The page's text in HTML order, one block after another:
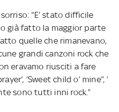
“E’ stato difficile
già fatto la maggior parte
quelle che rimanevano,
grandi canzoni rock che
eravamo riusciti a fare
‘Sweet child o’ mine”, ‘
sono tutti inni rock.”